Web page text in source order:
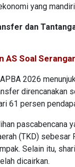
yang
dan
AS Soal
2026
direncanakan
61 persen
pascabencana
(TKD)
Selain itu,
dicairkan.